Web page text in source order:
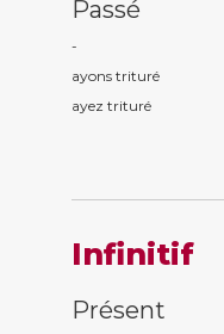
Passé
-
ayons trituré
ayez trituré
Infinitif
Présent